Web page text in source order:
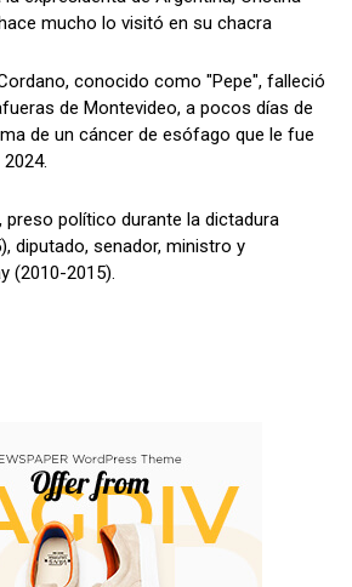
mucho lo visitó en su chacra
conocido como "Pepe", falleció
de Montevideo, a pocos días de
de un cáncer de esófago que le fue
preso político durante la dictadura
diputado, senador, ministro y
(2010-2015).